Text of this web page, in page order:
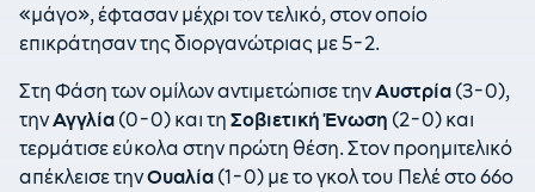
«μάγο», έφτασαν μέχρι τον τελικό, στον οποίο
επικράτησαν της διοργανώτριας με 5-2.
Στη Φάση των ομίλων αντιμετώπισε τηνΑυστρία (3-0),
τηνΑγγλία (0-0) και τη Σοβιετική Ένωση (2-0) και
τερμάτισε εύκολα στην πρώτη θέση. Στον προημιτελικό
απέκλεισε τηνΟυαλία (1-0) με το γκολ του Πελέ στο 66ο